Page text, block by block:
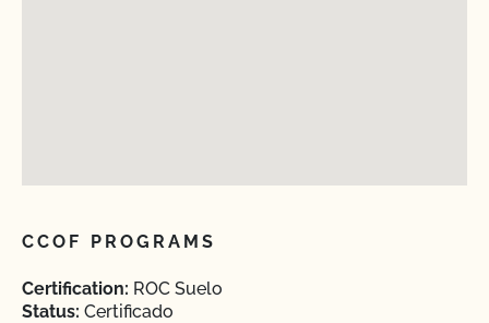
CCOF PROGRAMS
Certification: ROC Suelo
Status: Certificado